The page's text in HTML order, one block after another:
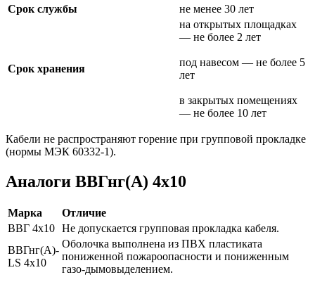
Срок службы
не менее 30 лет
Срок хранения
на открытых площадках
— не более 2 лет
под навесом — не более 5
лет
в закрытых помещениях
— не более 10 лет
Кабели не распространяют горение при групповой прокладке
(нормы МЭК 60332-1).
Аналоги ВВГнг(А) 4х10
Марка
Отличие
ВВГ 4х10 Не допускается групповая прокладка кабеля.
ВВГнг(А)-
LS 4х10
Оболочка выполнена из ПВХ пластиката
пониженной пожароопасности и пониженным
газо-дымовыделением.